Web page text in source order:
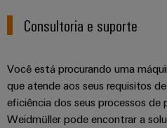
Consultoria e suporte
Você está procurando uma
que atende aos seus requisitos
eficiência dos seus processos de
Weidmüller pode encontrar a